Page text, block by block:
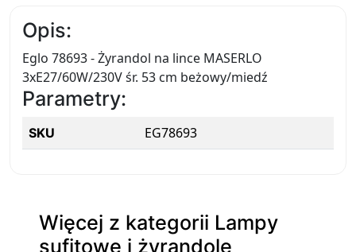
Opis:
Eglo 78693 - Żyrandol na lince MASERLO
3xE27/60W/230V śr. 53 cm beżowy/miedź
Parametry:
SKU EG78693
Więcej z kategorii Lampy
sufitowe i żyrandole